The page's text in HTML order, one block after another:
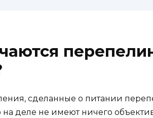
сделанные о питании
деле не имеют ничего